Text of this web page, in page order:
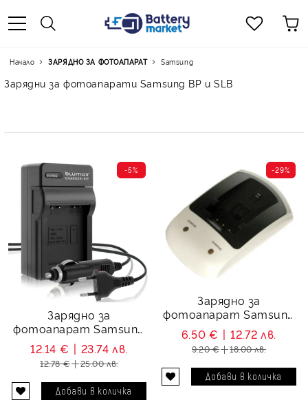
Начало ЗАРЯДНО ЗА ФОТОАПАРАТ Samsung
Зарядни за фотоапарати Samsung BP и SLB
Зарядно за
фотоапарат Samsung
SLB-11A
-5%
12.14 € 23.74 лв.
12.78 € 25.00 лв.
Зарядно за
фотоапарат Samsung
SB-P120A, SB-P120ABL
-29%
6.50 € 12.72 лв.
9.20 € 18.00 лв.